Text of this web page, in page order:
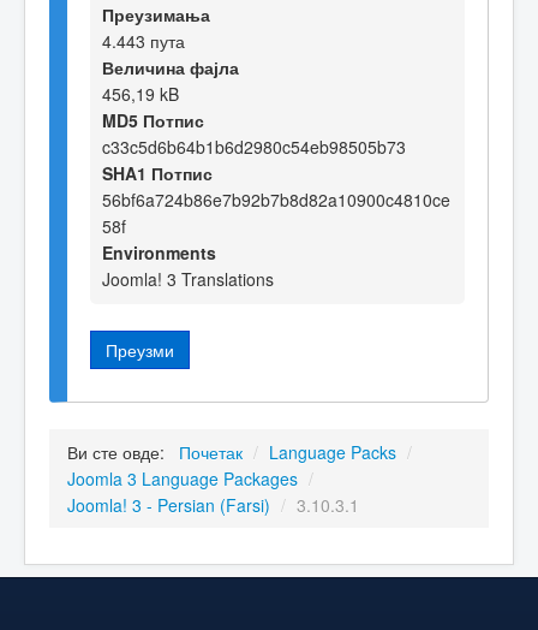
Преузимања
4.443 пута
Величина фајла
456,19 kB
MD5 Потпис
c33c5d6b64b1b6d2980c54eb98505b73
SHA1 Потпис
56bf6a724b86e7b92b7b8d82a10900c4810ce
58f
Environments
Joomla! 3 Translations
Преузми
Ви сте овде: Почетак / Language Packs /
Joomla 3 Language Packages /
Joomla! 3 - Persian (Farsi) / 3.10.3.1